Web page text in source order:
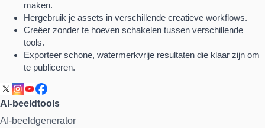
maken.
Hergebruik je assets in verschillende creatieve workflows.
Creëer zonder te hoeven schakelen tussen verschillende
tools.
Exporteer schone, watermerkvrije resultaten die klaar zijn om
te publiceren.
AI-beeldtools
AI-beeldgenerator